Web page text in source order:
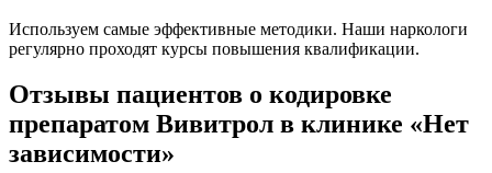
Используем самые эффективные методики. Наши наркологи
регулярно проходят курсы повышения квалификации.
Отзывы пациентов о кодировке
препаратом Вивитрол в клинике «Нет
зависимости»